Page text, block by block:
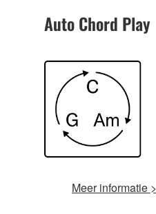
Auto Chord Play
Meer informatie >